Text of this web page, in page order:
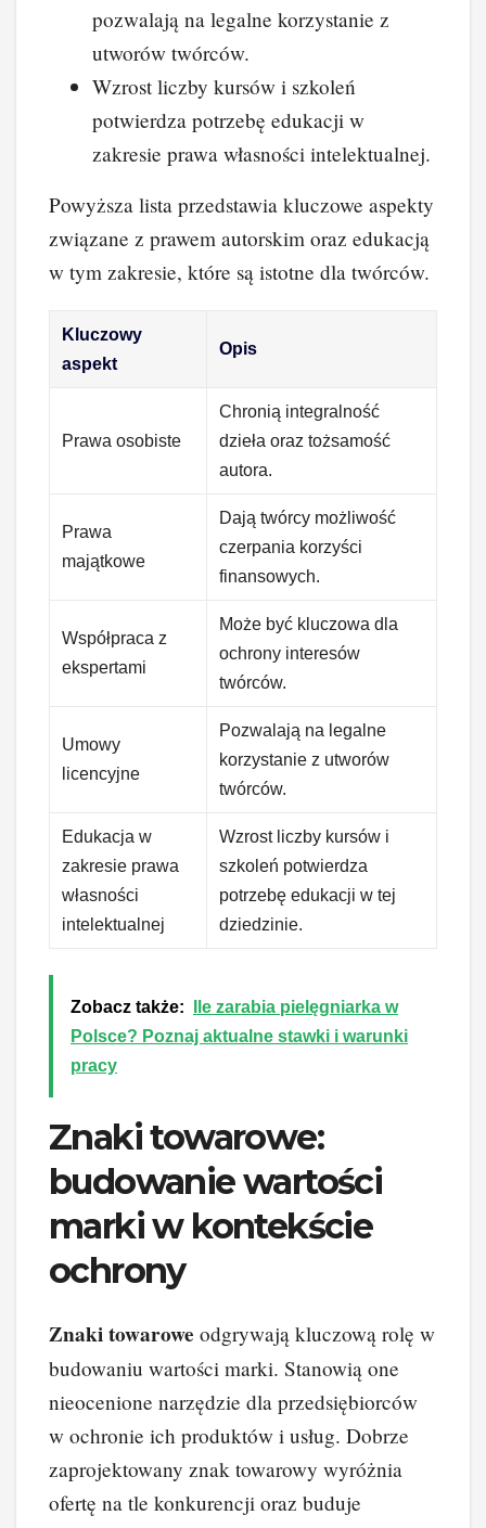
pozwalają na legalne korzystanie z
utworów twórców.
Wzrost liczby kursów i szkoleń
potwierdza potrzebę edukacji w
zakresie prawa własności intelektualnej.
Powyższa lista przedstawia kluczowe aspekty
związane z prawem autorskim oraz edukacją
w tym zakresie, które są istotne dla twórców.
Kluczowy
aspekt
Opis
Prawa osobiste
Chronią integralność
dzieła oraz tożsamość
autora.
Prawa
majątkowe
Dają twórcy możliwość
czerpania korzyści
finansowych.
Współpraca z
ekspertami
Może być kluczowa dla
ochrony interesów
twórców.
Umowy
licencyjne
Pozwalają na legalne
korzystanie z utworów
twórców.
Edukacja w
zakresie prawa
własności
intelektualnej
Wzrost liczby kursów i
szkoleń potwierdza
potrzebę edukacji w tej
dziedzinie.
Zobacz także:
Ile zarabia pielęgniarka w
Polsce? Poznaj aktualne stawki i warunki
pracy
Znaki towarowe:
budowanie wartości
marki w kontekście
ochrony
Znaki towarowe odgrywają kluczową rolę w
budowaniu wartości marki. Stanowią one
nieocenione narzędzie dla przedsiębiorców
w ochronie ich produktów i usług. Dobrze
zaprojektowany znak towarowy wyróżnia
ofertę na tle konkurencji oraz buduje